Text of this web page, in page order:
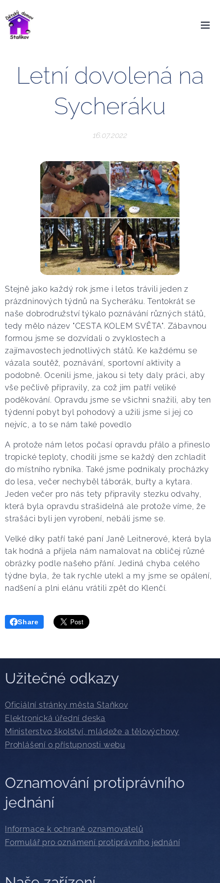
Letní dovolená na
Sycheráku
16.07.2022
Stejně jako každý rok jsme i letos trávili jeden z
prázdninových týdnů na Sycheráku. Tentokrát se
naše dobrodružství týkalo poznávání různých států,
tedy mělo název "CESTA KOLEM SVĚTA". Zábavnou
formou jsme se dozvídali o zvyklostech a
zajímavostech jednotlivých států. Ke každému se
vázala soutěž, poznávání, sportovní aktivity a
podobně. Ocenili jsme, jakou si tety daly práci, aby
vše pečlivě připravily, za což jim patří veliké
poděkování. Opravdu jsme se všichni snažili, aby ten
týdenní pobyt byl pohodový a užili jsme si jej co
nejvíc, a to se nám také povedlo 😊
A protože nám letos počasí opravdu přálo a přineslo
tropické teploty, chodili jsme se každý den zchladit
do místního rybníka. Také jsme podnikaly procházky
do lesa, večer nechyběl táborák, buřty a kytara.
Jeden večer pro nás tety připravily stezku odvahy,
která byla opravdu strašidelná ale protože víme, že
strašáci byli jen vyrobení, nebáli jsme se.
Velké díky patří také paní Janě Leitnerové, která byla
tak hodná a přijela nám namalovat na obličej různé
obrázky podle našeho přání. Jediná chyba celého
týdne byla, že tak rychle utekl a my jsme se opálení,
nadšení a plni elánu vrátili zpět do Klenčí.
Share
Užitečné odkazy
Oficiální stránky města Staňkov
Elektronická úřední deska
Ministerstvo školství, mládeže a tělovýchovy
Prohlášení o přístupnosti webu
Oznamování protiprávního
jednání
Informace k ochraně oznamovatelů
Formulář pro oznámení protiprávního jednání